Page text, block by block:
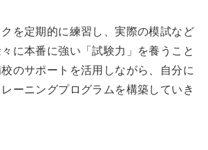
を定期的に練習し、実際の模試など
に本番に強い「試験力」を養うこと
のサポートを活用しながら、自分に
ーニングプログラムを構築していき